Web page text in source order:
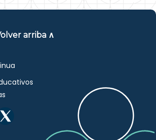
arriba ∧